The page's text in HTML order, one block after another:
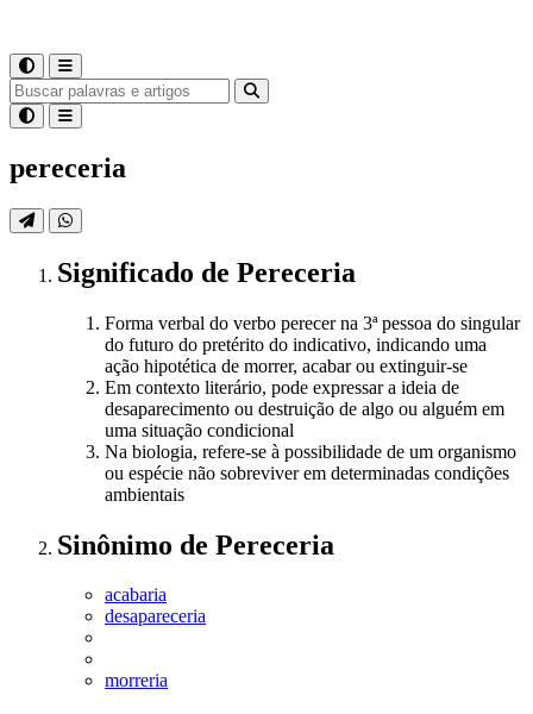
pereceria
Significado de Pereceria
Forma verbal do verbo perecer na 3ª pessoa do singular
do futuro do pretérito do indicativo, indicando uma
ação hipotética de morrer, acabar ou extinguir-se
Em contexto literário, pode expressar a ideia de
desaparecimento ou destruição de algo ou alguém em
uma situação condicional
Na biologia, refere-se à possibilidade de um organismo
ou espécie não sobreviver em determinadas condições
ambientais
Sinônimo de Pereceria
acabaria
desapareceria
morreria